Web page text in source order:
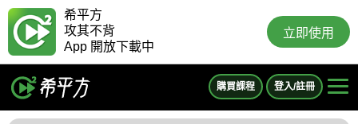
希平方
攻其不背
App 開放下載中
立即使用
購買課程 登入/註冊